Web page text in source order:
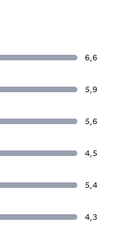
6,6
5,9
5,6
4,5
5,4
4,3